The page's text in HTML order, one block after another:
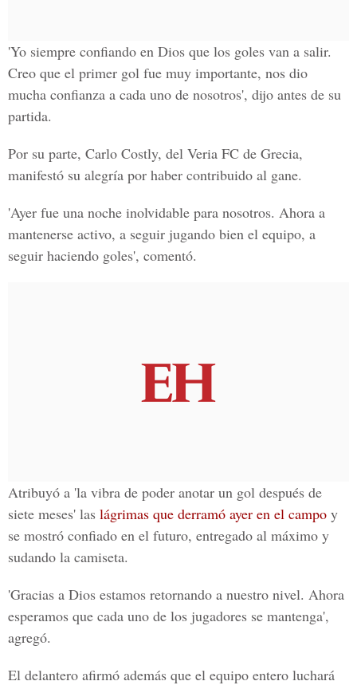
'Yo siempre confiando en Dios que los goles van a salir.
Creo que el primer gol fue muy importante, nos dio
mucha confianza a cada uno de nosotros', dijo antes de su
partida.
Por su parte, Carlo Costly, del Veria FC de Grecia,
manifestó su alegría por haber contribuido al gane.
'Ayer fue una noche inolvidable para nosotros. Ahora a
mantenerse activo, a seguir jugando bien el equipo, a
seguir haciendo goles', comentó.
Atribuyó a 'la vibra de poder anotar un gol después de
siete meses' las lágrimas que derramó ayer en el campo y
se mostró confiado en el futuro, entregado al máximo y
sudando la camiseta.
'Gracias a Dios estamos retornando a nuestro nivel. Ahora
esperamos que cada uno de los jugadores se mantenga',
agregó.
El delantero afirmó además que el equipo entero luchará